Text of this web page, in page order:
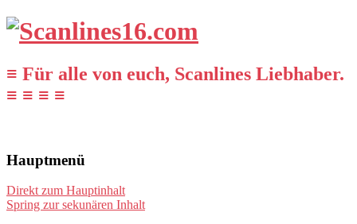
≡ Für alle von euch, Scanlines Liebhaber.
≡ ≡ ≡ ≡
Hauptmenü
Direkt zum Hauptinhalt
Spring zur sekunären Inhalt